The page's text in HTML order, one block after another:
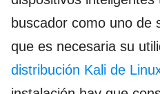
buscador como uno de
que es necesaria su
distribución Kali de